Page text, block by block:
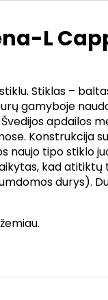
L
Stiklas –
gamyboje
apdailos
Konstrukcija
naujo tipo stiklo
kad
durys).